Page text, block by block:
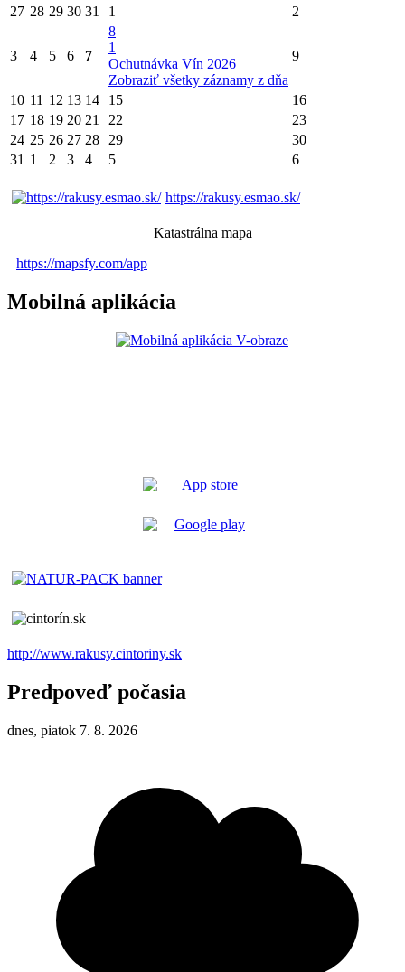
27 28 29 30 31 1 2
3 4 5 6 7
8
1
Ochutnávka Vín 2026
Zobraziť všetky záznamy z dňa
9
10 11 12 13 14 15
16
17 18 19 20 21 22
23
24 25 26 27 28 29
30
31 1 2 3 4 5 6
https://rakusy.esmao.sk/
Katastrálna mapa
https://mapsfy.com/app
Mobilná aplikácia
http://www.rakusy.cintoriny.sk
Predpoveď počasia
dnes, piatok 7. 8. 2026